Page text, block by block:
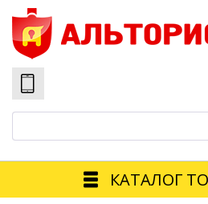
КАТАЛОГ